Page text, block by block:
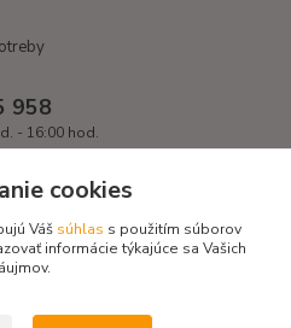
958
- 16:00 hod.
cookies
Váš súhlas s použitím súborov
informácie týkajúce sa Vašich